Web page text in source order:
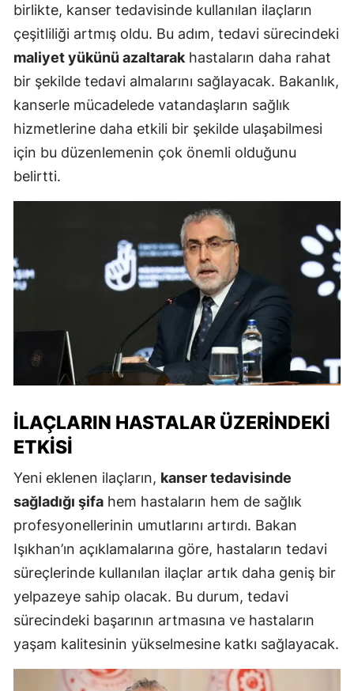
birlikte, kanser tedavisinde kullanılan ilaçların
çeşitliliği artmış oldu. Bu adım, tedavi sürecindeki
maliyet yükünü azaltarak hastaların daha rahat
bir şekilde tedavi almalarını sağlayacak. Bakanlık,
kanserle mücadelede vatandaşların sağlık
hizmetlerine daha etkili bir şekilde ulaşabilmesi
için bu düzenlemenin çok önemli olduğunu
belirtti.
İLAÇLARIN HASTALAR ÜZERINDEKI
ETKISI
Yeni eklenen ilaçların, kanser tedavisinde
sağladığı şifa hem hastaların hem de sağlık
profesyonellerinin umutlarını artırdı. Bakan
Işıkhan’ın açıklamalarına göre, hastaların tedavi
süreçlerinde kullanılan ilaçlar artık daha geniş bir
yelpazeye sahip olacak. Bu durum, tedavi
sürecindeki başarının artmasına ve hastaların
yaşam kalitesinin yükselmesine katkı sağlayacak.